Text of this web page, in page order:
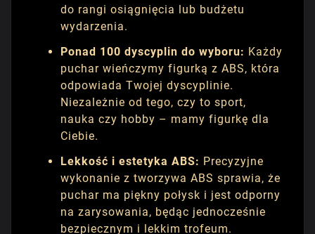
do rangi osiągnięcia lub budżetu
wydarzenia.
Ponad 100 dyscyplin do wyboru: Każdy
puchar wieńczymy figurką z ABS, która
odpowiada Twojej dyscyplinie.
Niezależnie od tego, czy to sport,
nauka czy hobby – mamy figurkę dla
Ciebie.
Lekkość i estetyka ABS: Precyzyjne
wykonanie z tworzywa ABS sprawia, że
puchar ma piękny połysk i jest odporny
na zarysowania, będąc jednocześnie
bezpiecznym i lekkim trofeum.